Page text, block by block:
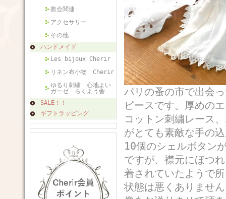
教会関連
アクセサリー
その他
ハンドメイド
Les bijoux Cherir
リネン布小物 Cherir
ゆるり刺繍 心地よい
ガーゼ らくよう舎
SALE！！
ギフトラッピング
パリの蚤の市で出会
ピースです。厚めの
コットン刺繍レース
がとても素敵な手の
10個のシェルボタン
ですが、襟元にほつ
着されていたようで
状態は悪くありませ